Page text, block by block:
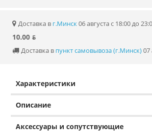
Доставка в г.Минск06 августа с 18:00 до
10.00 ƃ
Доставка в пункт самовывоза (г.Минск)07
Характеристики
Описание
Аксессуары и сопутствующие